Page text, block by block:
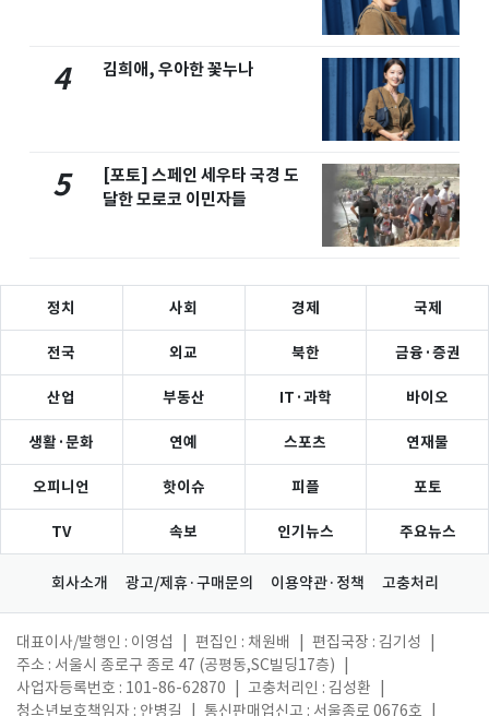
4 김희애, 우아한 꽃누나
5
[포토] 스페인 세우타 국경 도
달한 모로코 이민자들
정치 사회 경제 국제
전국 외교 북한 금융·증권
산업 부동산 IT·과학 바이오
생활·문화 연예 스포츠 연재물
오피니언 핫이슈 피플 포토
TV 속보 인기뉴스 주요뉴스
회사소개 광고/제휴·구매문의 이용약관·정책 고충처리
대표이사/발행인 : 이영섭 편집인 : 채원배 편집국장 : 김기성
주소 : 서울시 종로구 종로 47 (공평동,SC빌딩17층)
사업자등록번호 : 101-86-62870
고충처리인 : 김성환
청소년보호책임자 : 안병길
통신판매업신고 : 서울종로 0676호